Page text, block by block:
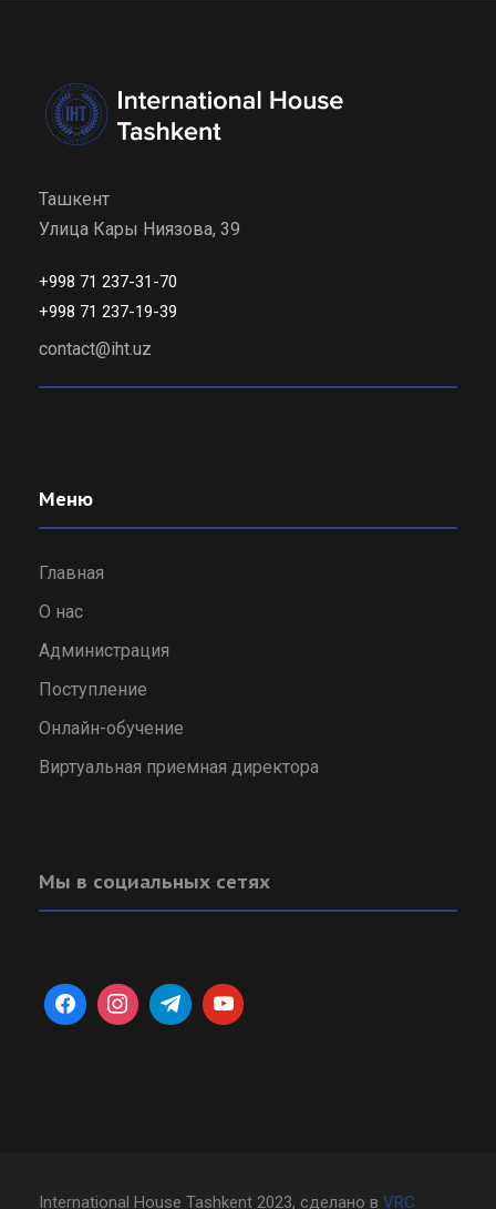
Ташкент
Улица Кары Ниязова, 39
+998 71 237-31-70
+998 71 237-19-39
contact@iht.uz
Меню
Главная
О нас
Администрация
Поступление
Онлайн-обучение
Виртуальная приемная директора
Мы в социальных сетях
International House Tashkent 2023, сделано в VRC